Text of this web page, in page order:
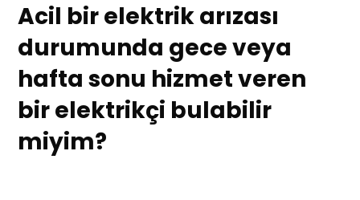
Acil bir elektrik arızası
durumunda gece veya
hafta sonu hizmet veren
bir elektrikçi bulabilir
miyim?